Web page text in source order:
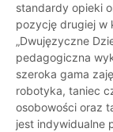
standardy opieki
pozycję drugiej w
„Dwujęzyczne
pedagogiczna
szeroka gama
robotyka, taniec
osobowości oraz
jest indywidualne